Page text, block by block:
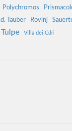
Polychromos
Tauber Rovinj
Tulpe Villa dei Cdri